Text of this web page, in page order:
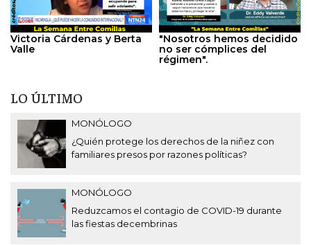
Victoria Cárdenas y Berta
Valle
"Nosotros hemos decidido
no ser cómplices del
régimen".
LO ÚLTIMO
MONÓLOGO
¿Quién protege los derechos de la niñez con
familiares presos por razones políticas?
MONÓLOGO
Reduzcamos el contagio de COVID-19 durante
las fiestas decembrinas